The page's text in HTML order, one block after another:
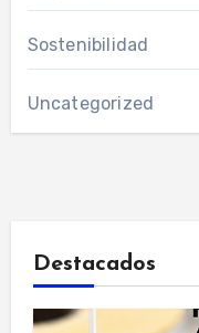
Sostenibilidad
Uncategorized
Destacados